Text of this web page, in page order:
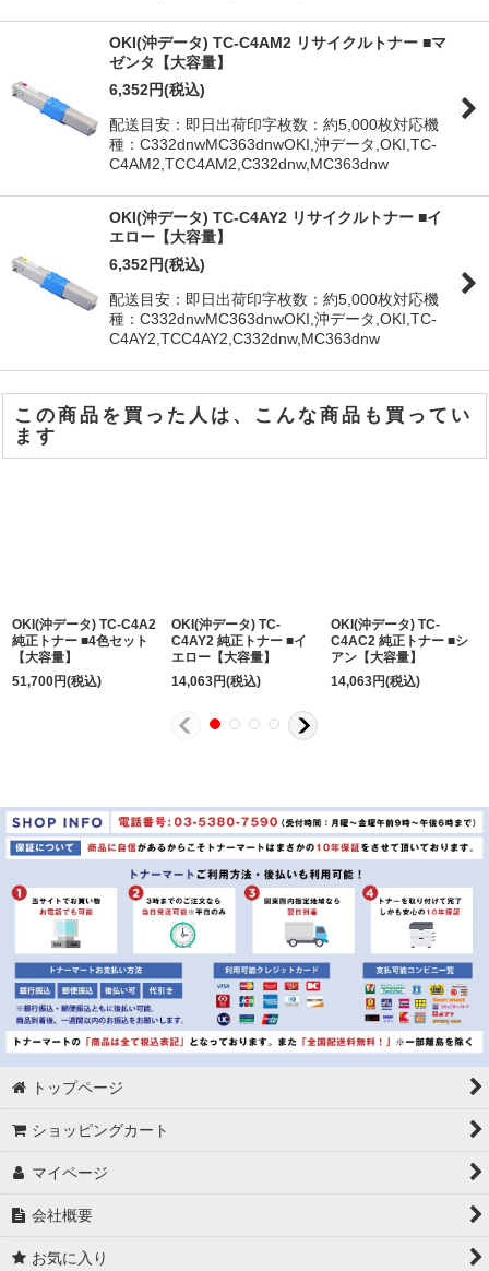
OKI(沖データ) TC-C4AM2 リサイクルトナー ■マ
ゼンタ【大容量】
6,352円(税込)
配送目安：即日出荷印字枚数：約5,000枚対応機
種：C332dnwMC363dnwOKI,沖データ,OKI,TC-
C4AM2,TCC4AM2,C332dnw,MC363dnw
OKI(沖データ) TC-C4AY2 リサイクルトナー ■イ
エロー【大容量】
6,352円(税込)
配送目安：即日出荷印字枚数：約5,000枚対応機
種：C332dnwMC363dnwOKI,沖データ,OKI,TC-
C4AY2,TCC4AY2,C332dnw,MC363dnw
この商品を買った人は、こんな商品も買ってい
ます
OKI(沖データ) TC-C4A2
純正トナー ■4色セット
【大容量】
51,700円(税込)
OKI(沖データ) TC-
C4AY2 純正トナー ■イ
エロー【大容量】
14,063円(税込)
OKI(沖データ) TC-
C4AC2 純正トナー ■シ
アン【大容量】
14,063円(税込)
トップページ
ショッピングカート
マイページ
会社概要
お気に入り